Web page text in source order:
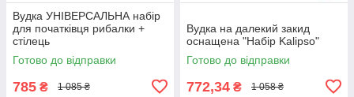
Вудка УНІВЕРСАЛЬНА набір
для початківця рибалки +
стілець
Готово до відправки
785 ₴ 1 085 ₴
Вудка на далекий закид
оснащена "Набір Kalipso"
Готово до відправки
772,34 ₴ 1 058 ₴